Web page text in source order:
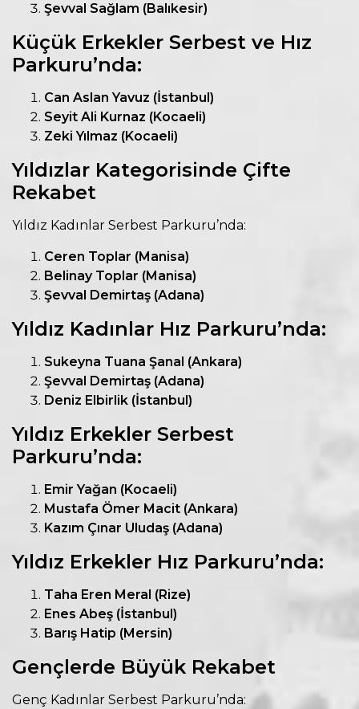
Şevval Sağlam (Balıkesir)
Küçük Erkekler Serbest ve Hız
Parkuru’nda:
Can Aslan Yavuz (İstanbul)
Seyit Ali Kurnaz (Kocaeli)
Zeki Yılmaz (Kocaeli)
Yıldızlar Kategorisinde Çifte
Rekabet
Yıldız Kadınlar Serbest Parkuru’nda:
Ceren Toplar (Manisa)
Belinay Toplar (Manisa)
Şevval Demirtaş (Adana)
Yıldız Kadınlar Hız Parkuru’nda:
Sukeyna Tuana Şanal (Ankara)
Şevval Demirtaş (Adana)
Deniz Elbirlik (İstanbul)
Yıldız Erkekler Serbest
Parkuru’nda:
Emir Yağan (Kocaeli)
Mustafa Ömer Macit (Ankara)
Kazım Çınar Uludaş (Adana)
Yıldız Erkekler Hız Parkuru’nda:
Taha Eren Meral (Rize)
Enes Abeş (İstanbul)
Barış Hatip (Mersin)
Gençlerde Büyük Rekabet
Genç Kadınlar Serbest Parkuru’nda: